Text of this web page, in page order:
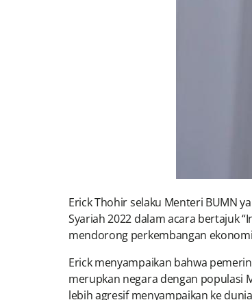
Erick Thohir selaku Menteri BUMN
Syariah 2022 dalam acara bertajuk
mendorong perkembangan
Erick menyampaikan bahwa
merupkan negara dengan populasi
lebih agresif menyampaikan ke